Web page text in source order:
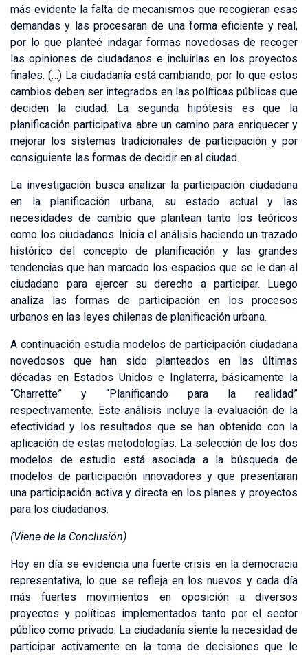
más evidente la falta de mecanismos que recogieran esas
demandas y las procesaran de una forma eficiente y real,
por lo que planteé indagar formas novedosas de recoger
las opiniones de ciudadanos e incluirlas en los proyectos
finales. (…) La ciudadanía está cambiando, por lo que estos
cambios deben ser integrados en las políticas públicas que
deciden la ciudad. La segunda hipótesis es que la
planificación participativa abre un camino para enriquecer y
mejorar los sistemas tradicionales de participación y por
consiguiente las formas de decidir en al ciudad.
La investigación busca analizar la participación ciudadana
en la planificación urbana, su estado actual y las
necesidades de cambio que plantean tanto los teóricos
como los ciudadanos. Inicia el análisis haciendo un trazado
histórico del concepto de planificación y las grandes
tendencias que han marcado los espacios que se le dan al
ciudadano para ejercer su derecho a participar. Luego
analiza las formas de participación en los procesos
urbanos en las leyes chilenas de planificación urbana.
A continuación estudia modelos de participación ciudadana
novedosos que han sido planteados en las últimas
décadas en Estados Unidos e Inglaterra, básicamente la
“Charrette” y “Planificando para la realidad”
respectivamente. Este análisis incluye la evaluación de la
efectividad y los resultados que se han obtenido con la
aplicación de estas metodologías. La selección de los dos
modelos de estudio está asociada a la búsqueda de
modelos de participación innovadores y que presentaran
una participación activa y directa en los planes y proyectos
para los ciudadanos.
(Viene de la Conclusión)
Hoy en día se evidencia una fuerte crisis en la democracia
representativa, lo que se refleja en los nuevos y cada día
más fuertes movimientos en oposición a diversos
proyectos y políticas implementados tanto por el sector
público como privado. La ciudadanía siente la necesidad de
participar activamente en la toma de decisiones que le